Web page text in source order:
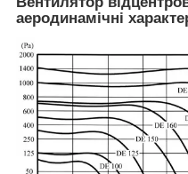
аеродинамічні